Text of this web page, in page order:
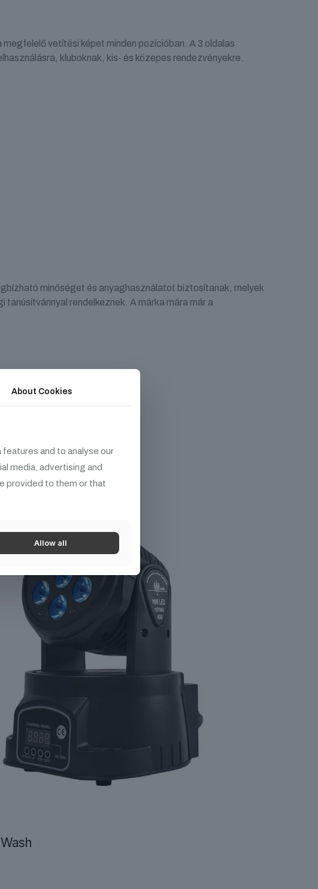
vetítési képet minden pozícióban. A 3 oldalas
kluboknak, kis- és közepes rendezvényekre.
minőséget és anyaghasználatot biztosítanak, melyek
rendelkeznek. A márka mára már a
About Cookies
and to analyse our
media, advertising and
provided to them or that
Allow all